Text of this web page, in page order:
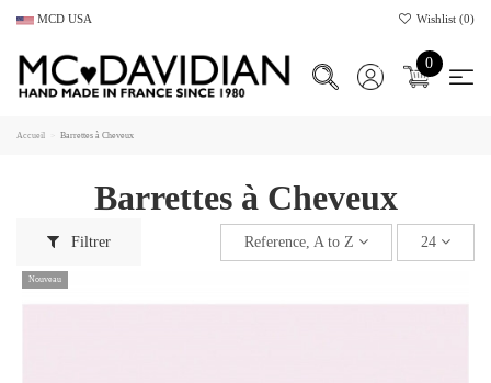
MCD USA Wishlist (0)
0
Accueil Barrettes à Cheveux
Barrettes à Cheveux
Filtrer Reference, A to Z 24
Nouveau